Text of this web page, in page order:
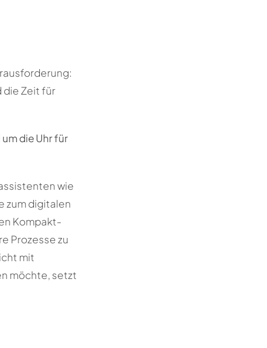
die Zeit für
die Uhr für
wie
zum digitalen
Kompakt-
Prozesse zu
mit
möchte, setzt